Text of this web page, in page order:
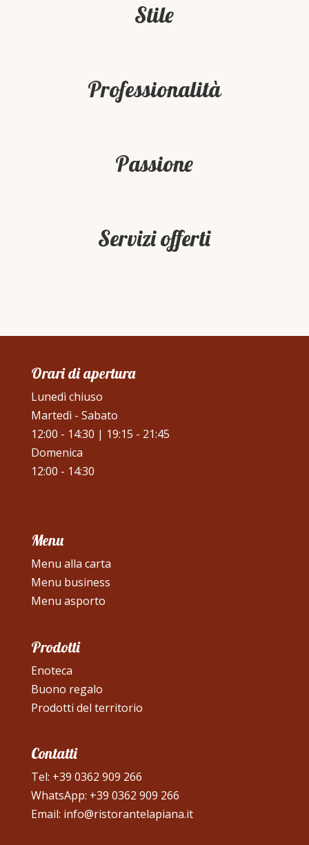
Stile
Professionalità
Passione
Servizi offerti
Orari di apertura
Lunedì chiuso
Martedì - Sabato
12:00 - 14:30 | 19:15 - 21:45
Domenica
12:00 - 14:30
Menu
Menu alla carta
Menu business
Menu asporto
Prodotti
Enoteca
Buono regalo
Prodotti del territorio
Contatti
Tel: +39 0362 909 266
WhatsApp: +39 0362 909 266
Email: info@ristorantelapiana.it